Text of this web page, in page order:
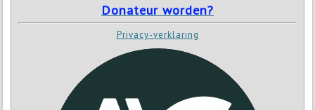
Donateur worden?
Privacy-verklaring